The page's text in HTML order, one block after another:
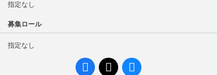
指定なし
募集ロール
指定なし